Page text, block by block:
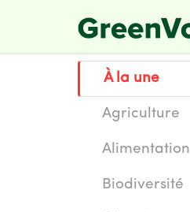
À la une
Agriculture
Alimentation
Biodiversité